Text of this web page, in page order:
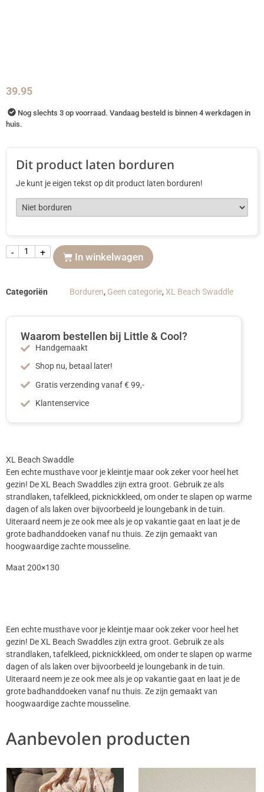
39.95
Nog slechts 3 op voorraad. Vandaag besteld is binnen 4 werkdagen in
huis.
Dit product laten borduren
Je kunt je eigen tekst op dit product laten borduren!
- + In winkelwagen
Categoriën Borduren, Geen categorie, XL Beach Swaddle
Waarom bestellen bij Little & Cool?
Handgemaakt
Shop nu, betaal later!
Gratis verzending vanaf € 99,-
Klantenservice
XL Beach Swaddle
Een echte musthave voor je kleintje maar ook zeker voor heel het
gezin! De XL Beach Swaddles zijn extra groot. Gebruik ze als
strandlaken, tafelkleed, picknickkleed, om onder te slapen op warme
dagen of als laken over bijvoorbeeld je loungebank in de tuin.
Uiteraard neem je ze ook mee als je op vakantie gaat en laat je de
grote badhanddoeken vanaf nu thuis. Ze zijn gemaakt van
hoogwaardige zachte mousseline.
Maat 200×130
Een echte musthave voor je kleintje maar ook zeker voor heel het
gezin! De XL Beach Swaddles zijn extra groot. Gebruik ze als
strandlaken, tafelkleed, picknickkleed, om onder te slapen op warme
dagen of als laken over bijvoorbeeld je loungebank in de tuin.
Uiteraard neem je ze ook mee als je op vakantie gaat en laat je de
grote badhanddoeken vanaf nu thuis. Ze zijn gemaakt van
hoogwaardige zachte mousseline.
Aanbevolen producten